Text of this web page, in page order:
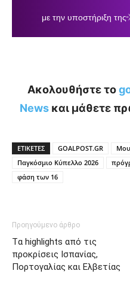
Ακολουθήστε το
News και μάθετε
ΕΤΙΚΕΤΕΣ GOALPOST.GR
Παγκόσμιο Κύπελλο 2026
φάση των 16
Προηγούμενο άρθρο
Tα highlights από τις
προκρίσεις Ισπανίας,
Πορτογαλίας και Ελβετίας